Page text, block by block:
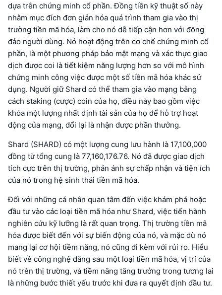
dựa trên chứng minh cổ phần. Đồng tiền kỹ thuật số này
nhằm mục đích đơn giản hóa quá trình tham gia vào thị
trường tiền mã hóa, làm cho nó dễ tiếp cận hơn với đông
đảo người dùng. Nó hoạt động trên cơ chế chứng minh cổ
phần, là một phương pháp bảo mật mạng và xác thực giao
dịch được coi là tiết kiệm năng lượng hơn so với mô hình
chứng minh công việc được một số tiền mã hóa khác sử
dụng. Người giữ Shard có thể tham gia vào mạng bằng
cách staking (cược) coin của họ, điều này bao gồm việc
khóa một lượng nhất định tài sản của họ để hỗ trợ hoạt
động của mạng, đổi lại là nhận được phần thưởng.
Shard (SHARD) có một lượng cung lưu hành là 17,100,000
đồng từ tổng cung là 77,160,176.76. Nó đã được giao dịch
tích cực trên thị trường, phản ánh sự chấp nhận và tiện ích
của nó trong hệ sinh thái tiền mã hóa.
Đối với những cá nhân quan tâm đến việc khám phá hoặc
đầu tư vào các loại tiền mã hóa như Shard, việc tiến hành
nghiên cứu kỹ lưỡng là rất quan trọng. Thị trường tiền mã
hóa được biết đến với sự biến động của nó, và mặc dù nó
mang lại cơ hội tiềm năng, nó cũng đi kèm với rủi ro. Hiểu
biết về công nghệ đằng sau một loại tiền mã hóa, vị trí của
nó trên thị trường, và tiềm năng tăng trưởng trong tương lai
là những bước thiết yếu trước khi đưa ra quyết định đầu tư.